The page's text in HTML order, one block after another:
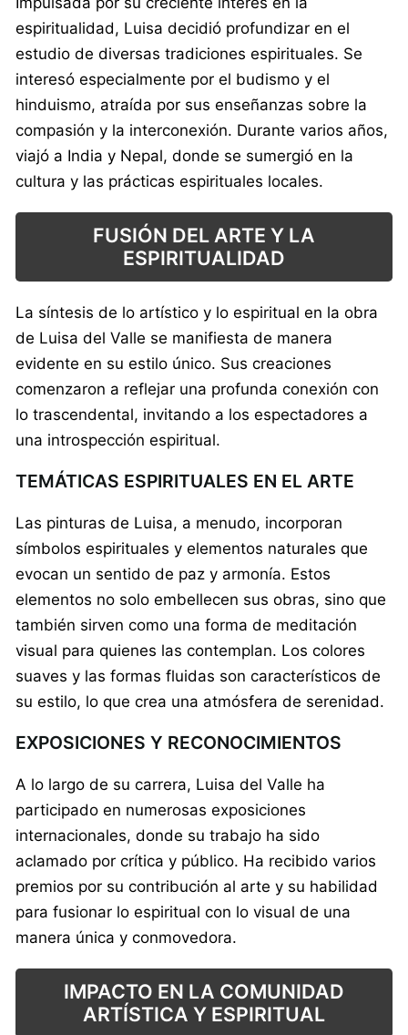
espiritualidad, Luisa decidió profundizar en el
estudio de diversas tradiciones espirituales. Se
interesó especialmente por el budismo y el
hinduismo, atraída por sus enseñanzas sobre la
compasión y la interconexión. Durante varios años,
viajó a India y Nepal, donde se sumergió en la
cultura y las prácticas espirituales locales.
FUSIÓN DEL ARTE Y LA
ESPIRITUALIDAD
La síntesis de lo artístico y lo espiritual en la obra
de Luisa del Valle se manifiesta de manera
evidente en su estilo único. Sus creaciones
comenzaron a reflejar una profunda conexión con
lo trascendental, invitando a los espectadores a
una introspección espiritual.
TEMÁTICAS ESPIRITUALES EN EL ARTE
Las pinturas de Luisa, a menudo, incorporan
símbolos espirituales y elementos naturales que
evocan un sentido de paz y armonía. Estos
elementos no solo embellecen sus obras, sino que
también sirven como una forma de meditación
visual para quienes las contemplan. Los colores
suaves y las formas fluidas son característicos de
su estilo, lo que crea una atmósfera de serenidad.
EXPOSICIONES Y RECONOCIMIENTOS
A lo largo de su carrera, Luisa del Valle ha
participado en numerosas exposiciones
internacionales, donde su trabajo ha sido
aclamado por crítica y público. Ha recibido varios
premios por su contribución al arte y su habilidad
para fusionar lo espiritual con lo visual de una
manera única y conmovedora.
IMPACTO EN LA COMUNIDAD
ARTÍSTICA Y ESPIRITUAL